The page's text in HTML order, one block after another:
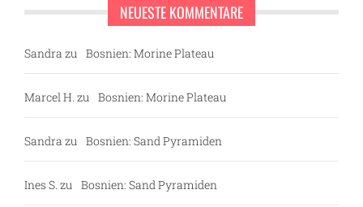
NEUESTE KOMMENTARE
Sandra zu Bosnien: Morine Plateau
Marcel H. zu Bosnien: Morine Plateau
Sandra zu Bosnien: Sand Pyramiden
Ines S. zu Bosnien: Sand Pyramiden